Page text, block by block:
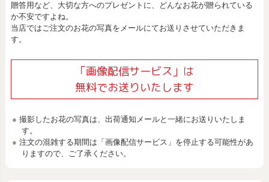
贈答用など、大切な方へのプレゼントに、どんなお花が贈られている
か不安ですよね。
当店ではご注文のお花の写真をメールにてお送りさせていただきま
す。
「画像配信サービス」は
無料でお送りいたします
撮影したお花の写真は、出荷通知メールと一緒にお送りいたしま
す。
注文の混雑する期間は「画像配信サービス」を停止する可能性があ
りますので、ご了承ください。